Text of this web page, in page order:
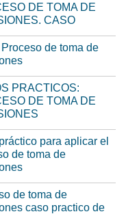
DE TOMA DE
CASO
de toma de
PRACTICOS:
DE TOMA DE
para aplicar el
de toma de
de toma de
caso practico de